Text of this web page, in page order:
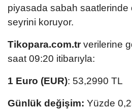
piyasada sabah saatlerinde
seyrini koruyor.
Tikopara.com.trverilerine
saat 09:20 itibarıyla:
1 Euro (EUR): 53,2990 TL
Günlük değişim: Yüzde